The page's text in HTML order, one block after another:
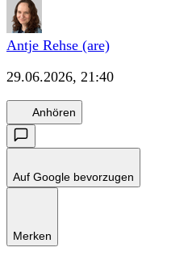
Antje Rehse (are)
29.06.2026, 21:40
Anhören
Auf Google bevorzugen
Merken